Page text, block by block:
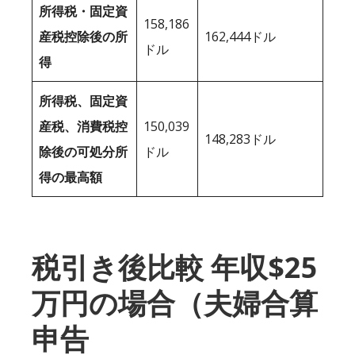
所得税・固定資
産税控除後の所
得
158,186
ドル
162,444ドル
所得税、固定資
産税、消費税控
除後の可処分所
得の最高額
150,039
ドル
148,283ドル
税引き後比較 年収$25
万円の場合（夫婦合算
申告